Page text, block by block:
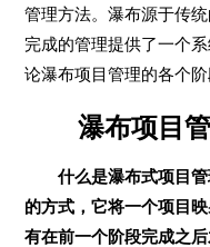
管理方法。瀑布源于传
完成的管理提供了一个
论瀑布项目管理的各个阶
瀑布项目管
什么是瀑布式项目
的方式，它将一个项目
有在前一个阶段完成之后